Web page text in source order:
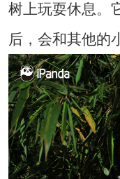
树上玩耍休息。
后，会和其他的